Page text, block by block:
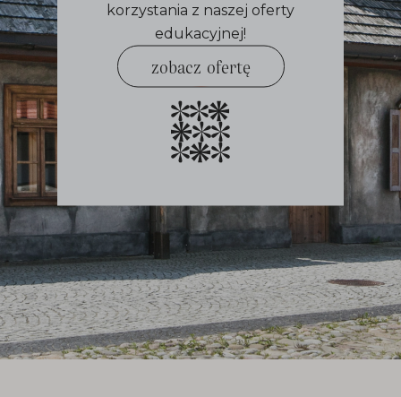
korzystania z naszej oferty
edukacyjnej!
zobacz ofertę